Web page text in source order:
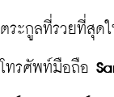
ตระกูลที่รวยที่สุด
โทรศัพท์มือถือ